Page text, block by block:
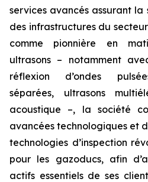
services avancés assurant
des infrastructures du
comme pionnière en
ultrasons – notamment
réflexion d’ondes
séparées, ultrasons
acoustique –, la société
avancées technologiques et
technologies d’inspection
pour les gazoducs, afin
actifs essentiels de ses